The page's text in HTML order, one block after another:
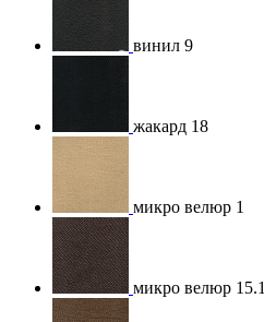
винил 9
жакард 18
микро велюр 1
микро велюр 15.1